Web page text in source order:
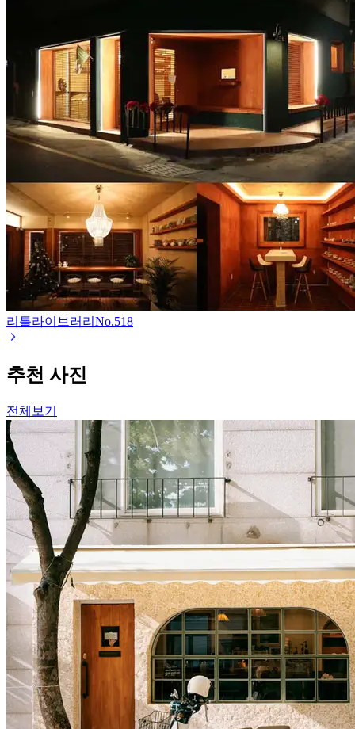
리틀라이브러리 No.518
추천 사진
전체보기